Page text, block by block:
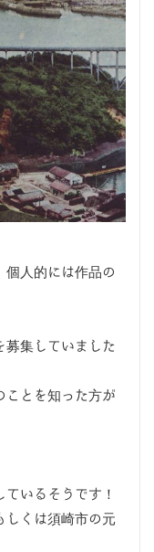
個人的には作品の
募集していました
ことを知った方が
いるそうです！
しくは須崎市の元